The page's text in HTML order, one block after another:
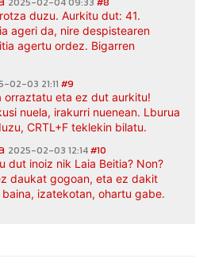
duzu. Aurkitu dut: 41.
ageri da, nire despistearen
agertu ordez. Bigarren
02-03 21:11 #9
orraztatu eta ez dut aurkitu!
nuela, irakurri nuenean. Lburua
CRTL+F teklekin bilatu.
2025-02-03 12:14#10
dut inoiz nik Laia Beitia? Non?
daukat gogoan, eta ez dakit
izatekotan, ohartu gabe.